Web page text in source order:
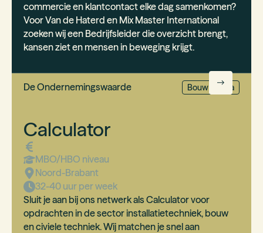
commercie en klantcontact elke dag samenkomen?
Voor Van de Haterd en Mix Master International
zoeken wij een Bedrijfsleider die overzicht brengt,
kansen ziet en mensen in beweging krijgt.
De Ondernemingswaarde Bouw & Infra
Calculator
MBO/HBO niveau
Noord-Brabant
32-40 uur per week
Sluit je aan bij ons netwerk als Calculator voor
opdrachten in de sector installatietechniek, bouw
en civiele techniek. Wij matchen je snel aan